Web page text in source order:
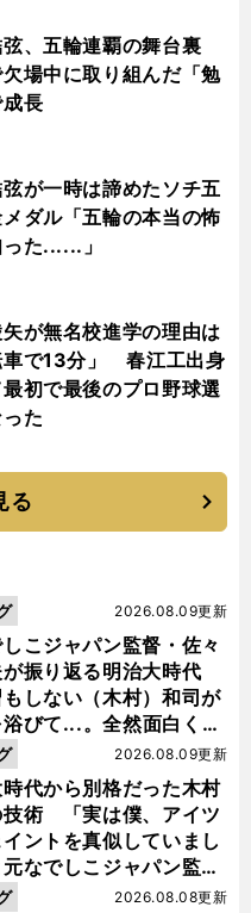
弦、五輪連覇の舞台裏
場中に取り組んだ「勉
長
が一時は諦めたソチ五
ダル「五輪の本当の怖
た......」
が無名校進学の理由は
車で13分」 春江工出身
最初で最後のプロ野球選
た
る
こジャパン監督・佐々
振り返る明治大時代
もしない（木村）和司が
びて...。全然面白くな
間でした」
2026.08.09更新
代から別格だった木村
技術 「実は僕、アイツ
ントを真似していまし
なでしこジャパン監
々木則夫
2026.08.09更新
2026.08.08更新